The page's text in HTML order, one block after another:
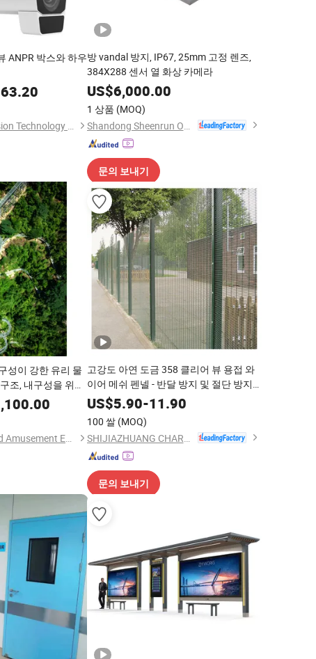
ANPR 박스와 하우
Shanghai Future Vision Technology Co., Ltd.
방 vandal 방지, IP67, 25mm 고정 렌즈,
384X288 센서 열 화상 카메라
US$6,000.00
1 상품 (MOQ)
문의 보내기
성이 강한 유리 물
조, 내구성을 위한
Hangzhou Hogwood Amusement Equipment Co., Ltd.
고강도 아연 도금 358 클리어 뷰 용접 와
이어 메쉬 펜넬 - 반달 방지 및 절단 방지
펜싱 시스템
US$5.90-11.90
100 쌀 (MOQ)
문의 보내기